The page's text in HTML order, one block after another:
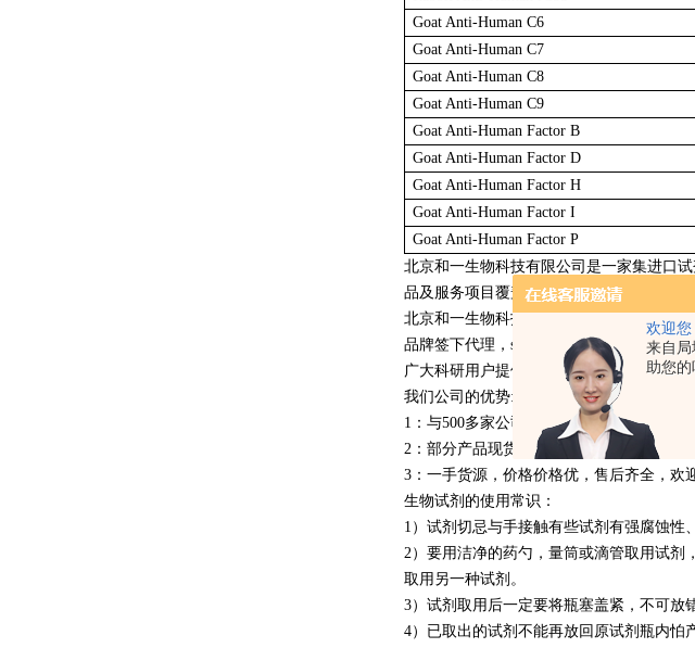
欢迎您
来自
助您的
Goat Anti-Human C6
Goat Anti-Human C7
Goat Anti-Human C8
Goat Anti-Human C9
Goat Anti-Human Factor B
Goat Anti-Human Factor D
Goat Anti-Human Factor H
Goat Anti-Human Factor I
Goat Anti-Human Factor P
北京和一生物科技有限公司是一家集进口
品及服务项目覆盖生物化学、细胞生物学
北京和一生物科技有限公司代理
品牌签下代理，sigma、santa、RD、
广大科研用户提供数万种试剂、仪器和实验
我们公司的优势:
1：与500多家公司合作，基本什么品牌都
2：部分产品现货，物流稳定
3：一手货源，价格价格优，售后齐全，欢
生物试剂的使用常识：
1）试剂切忌与手接触有些试剂有强腐蚀性
2）要用洁净的药勺，量筒或滴管取用试
取用另一种试剂。
3）试剂取用后一定要将瓶塞盖紧，不可放
4）已取出的试剂不能再放回原试剂瓶内怕